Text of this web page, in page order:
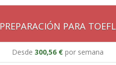
PREPARACIÓN PARA TOEFL
Desde 300,56 €por semana